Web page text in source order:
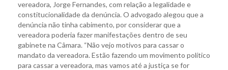
vereadora, Jorge Fernandes, com relação a legalidade e
constitucionalidade da denúncia. O advogado alegou que a
denúncia não tinha cabimento, por considerar que a
vereadora poderia fazer manifestações dentro de seu
gabinete na Câmara. “Não vejo motivos para cassar o
mandato da vereadora. Estão fazendo um movimento político
para cassar a vereadora, mas vamos até a justiça se for